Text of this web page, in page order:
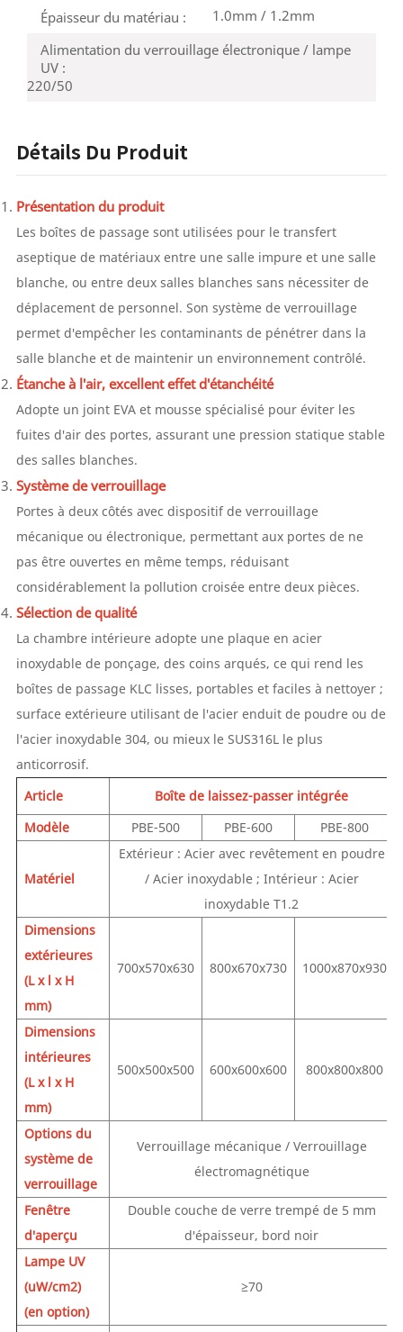
Épaisseur du matériau :
1.0mm / 1.2mm
Alimentation du verrouillage électronique / lampe
UV :
220/50
Détails Du Produit
Présentation du produit
Les boîtes de passage sont utilisées pour le transfert
aseptique de matériaux entre une salle impure et une salle
blanche, ou entre deux salles blanches sans nécessiter de
déplacement de personnel. Son système de verrouillage
permet d'empêcher les contaminants de pénétrer dans la
salle blanche et de maintenir un environnement contrôlé.
Étanche à l'air, excellent effet d'étanchéité
Adopte un joint EVA et mousse spécialisé pour éviter les
fuites d'air des portes, assurant une pression statique stable
des salles blanches.
Système de verrouillage
Portes à deux côtés avec dispositif de verrouillage
mécanique ou électronique, permettant aux portes de ne
pas être ouvertes en même temps, réduisant
considérablement la pollution croisée entre deux pièces.
Sélection de qualité
La chambre intérieure adopte une plaque en acier
inoxydable de ponçage, des coins arqués, ce qui rend les
boîtes de passage KLC lisses, portables et faciles à nettoyer ;
surface extérieure utilisant de l'acier enduit de poudre ou de
l'acier inoxydable 304, ou mieux le SUS316L le plus
anticorrosif.
Article
Boîte de laissez-passer intégrée
Modèle
PBE-500 PBE-600 PBE-800
Matériel
Extérieur : Acier avec revêtement en poudre
/ Acier inoxydable ; Intérieur : Acier
inoxydable T1.2
Dimensions
extérieures
(L x l x H
mm)
700x570x630 800x670x730 1000x870x930
Dimensions
intérieures
(L x l x H
mm)
500x500x500 600x600x600 800x800x800
Options du
système de
verrouillage
Verrouillage mécanique / Verrouillage
électromagnétique
Fenêtre
d'aperçu
Double couche de verre trempé de 5 mm
d'épaisseur, bord noir
Lampe UV
(uW/cm2)
(en option)
≥70